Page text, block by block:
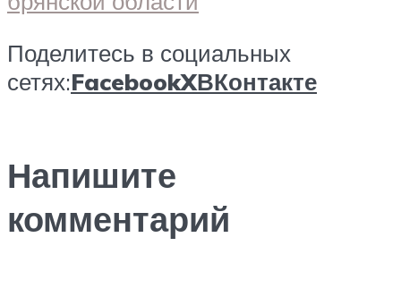
Поделитесь в социальных
сетях:FacebookXВКонтакте
Напишите
комментарий